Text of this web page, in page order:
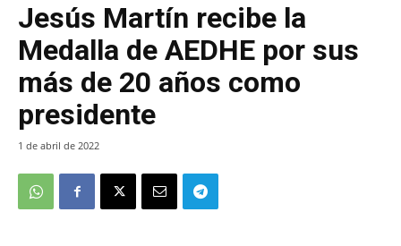
Jesús Martín recibe la
Medalla de AEDHE por sus
más de 20 años como
presidente
1 de abril de 2022